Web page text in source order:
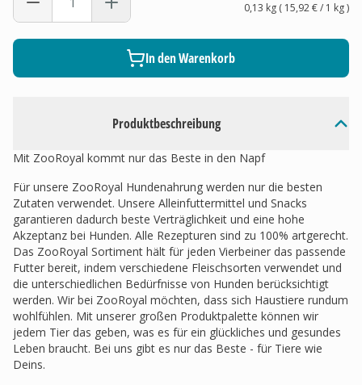
Produktbeschreibung
Mit ZooRoyal kommt nur das Beste in den Napf
Für unsere ZooRoyal Hundenahrung werden nur die besten
Zutaten verwendet. Unsere Alleinfuttermittel und Snacks
garantieren dadurch beste Verträglichkeit und eine hohe
Akzeptanz bei Hunden. Alle Rezepturen sind zu 100% artgerecht.
Das ZooRoyal Sortiment hält für jeden Vierbeiner das passende
Futter bereit, indem verschiedene Fleischsorten verwendet und
die unterschiedlichen Bedürfnisse von Hunden berücksichtigt
werden. Wir bei ZooRoyal möchten, dass sich Haustiere rundum
wohlfühlen. Mit unserer großen Produktpalette können wir
jedem Tier das geben, was es für ein glückliches und gesundes
Leben braucht. Bei uns gibt es nur das Beste - für Tiere wie
Deins.
0,13 kg( 15,92 €/ 1 kg)
In den Warenkorb